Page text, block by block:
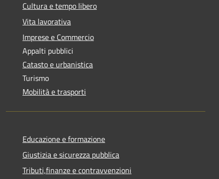
Cultura e tempo libero
Vita lavorativa
Imprese e Commercio
Appalti pubblici
Catasto e urbanistica
Turismo
Mobilità e trasporti
Educazione e formazione
Giustizia e sicurezza pubblica
Tributi,finanze e contravvenzioni